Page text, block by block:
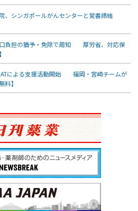
、シンガポールがんセンターと覚書締結
負担の猶予・免除で周知 厚労省、対応保
による支援活動開始 福岡・宮崎チームが
料】